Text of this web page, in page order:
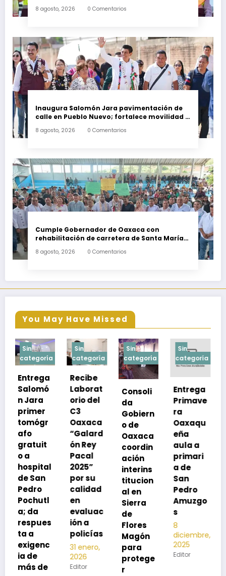
kilómetro 184 + 300
8 agosto, 2026 0 Comentarios
Inaugura Salomón Jara pavimentación de
calle en Pueblo Nuevo; fortalece movilidad y
8 agosto, 2026 0 Comentarios
Cumple Gobernador de Oaxaca con
rehabilitación de carretera de Santa María
8 agosto, 2026 0 Comentarios
You May Have Missed
Sin
categoría
Recibe
Laborat
orio del
C3
Oaxaca
“Galard
ón Rey
Pacal
2025”
por su
calidad
en
evaluac
ión a
policías
31 enero,
2026
Editor
Sin
categoría
Consoli
da
Gobiern
o de
Oaxaca
coordin
ación
interins
titucion
al en
Sierra
de
Flores
Magón
para
protege
r
Sin
categoría
Entrega
Primave
ra
Oaxaqu
eña
aula a
primari
a de
San
Pedro
Amuzgo
s
8
diciembre,
2025
Editor
Sin
categoría
Exhorta
SSO a
vacuna
rse de
neumoc
oco
para
preveni
r la
neumon
ía
13
noviembre,
2025
Editor